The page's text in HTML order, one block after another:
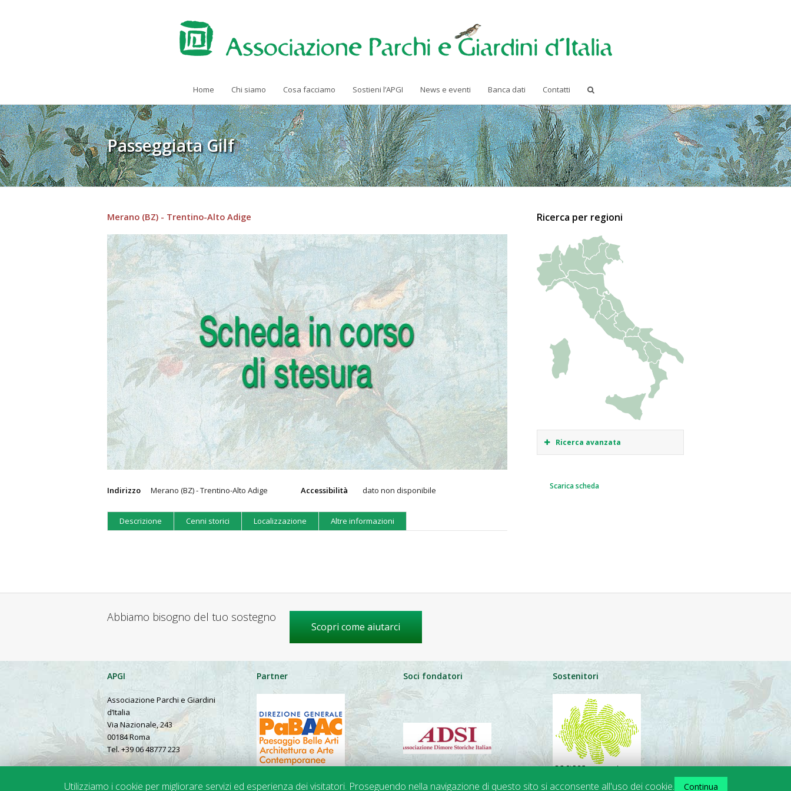
Home Chi siamo Cosa facciamo Sostieni l’APGI News e eventi Banca dati Contatti
Passeggiata Gilf
Merano (BZ) - Trentino-Alto Adige
Indirizzo Merano (BZ) - Trentino-Alto Adige Accessibilità dato non disponibile
Descrizione Cenni storici Localizzazione Altre informazioni
Ricerca per regioni
Ricerca avanzata
Scarica scheda
Abbiamo bisogno del tuo sostegno
Scopri come aiutarci
APGI
Associazione Parchi e Giardini
d’Italia
Via Nazionale, 243
00184 Roma
Tel. +39 06 48777 223
Partner Soci fondatori Sostenitori
Utilizziamo i cookie per migliorare servizi ed esperienza dei visitatori. Proseguendo nella navigazione di questo sito si acconsente all'uso dei cookie. Continua